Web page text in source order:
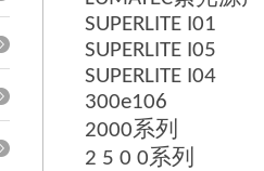
SUPERLITE I01
SUPERLITE I05
SUPERLITE I04
300e106
2000系列
2 5 0 0系列